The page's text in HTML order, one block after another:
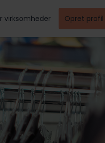
virksomheder Opret profil